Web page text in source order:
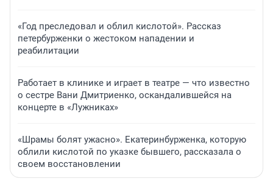
«Год преследовал и облил кислотой». Рассказ
петербурженки о жестоком нападении и
реабилитации
Работает в клинике и играет в театре — что известно
о сестре Вани Дмитриенко, оскандалившейся на
концерте в «Лужниках»
«Шрамы болят ужасно». Екатеринбурженка, которую
облили кислотой по указке бывшего, рассказала о
своем восстановлении